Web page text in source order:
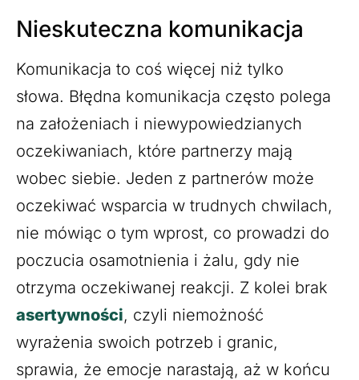
Nieskuteczna komunikacja
Komunikacja to coś więcej niż tylko
słowa. Błędna komunikacja często polega
na założeniach i niewypowiedzianych
oczekiwaniach, które partnerzy mają
wobec siebie. Jeden z partnerów może
oczekiwać wsparcia w trudnych chwilach,
nie mówiąc o tym wprost, co prowadzi do
poczucia osamotnienia i żalu, gdy nie
otrzyma oczekiwanej reakcji. Z kolei brak
asertywności, czyli niemożność
wyrażenia swoich potrzeb i granic,
sprawia, że emocje narastają, aż w końcu